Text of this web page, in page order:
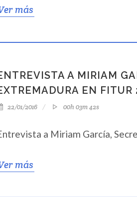
más
A MIRIAM
EN FITUR
22/01/2016 00h 03m 42s
a Miriam García,
más